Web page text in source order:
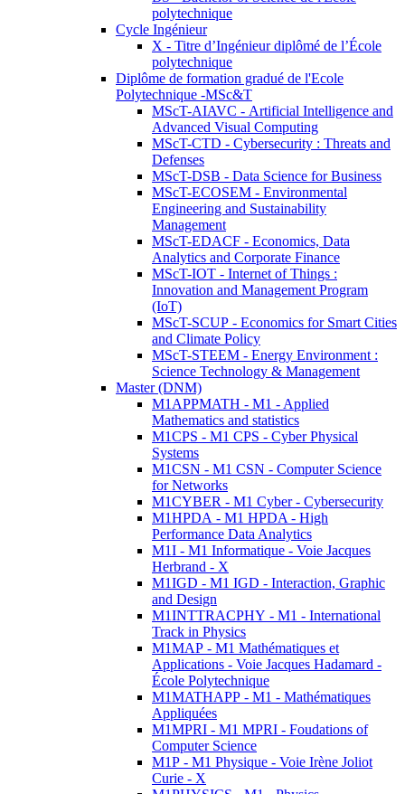
polytechnique
Cycle Ingénieur
X - Titre d’Ingénieur diplômé de l’École
polytechnique
Diplôme de formation gradué de l'Ecole
Polytechnique -MSc&T
MScT-AIAVC - Artificial Intelligence and
Advanced Visual Computing
MScT-CTD - Cybersecurity : Threats and
Defenses
MScT-DSB - Data Science for Business
MScT-ECOSEM - Environmental
Engineering and Sustainability
Management
MScT-EDACF - Economics, Data
Analytics and Corporate Finance
MScT-IOT - Internet of Things :
Innovation and Management Program
(IoT)
MScT-SCUP - Economics for Smart Cities
and Climate Policy
MScT-STEEM - Energy Environment :
Science Technology & Management
Master (DNM)
M1APPMATH - M1 - Applied
Mathematics and statistics
M1CPS - M1 CPS - Cyber Physical
Systems
M1CSN - M1 CSN - Computer Science
for Networks
M1CYBER - M1 Cyber - Cybersecurity
M1HPDA - M1 HPDA - High
Performance Data Analytics
M1I - M1 Informatique - Voie Jacques
Herbrand - X
M1IGD - M1 IGD - Interaction, Graphic
and Design
M1INTTRACPHY - M1 - International
Track in Physics
M1MAP - M1 Mathématiques et
Applications - Voie Jacques Hadamard -
École Polytechnique
M1MATHAPP - M1 - Mathématiques
Appliquées
M1MPRI - M1 MPRI - Foudations of
Computer Science
M1P - M1 Physique - Voie Irène Joliot
Curie - X